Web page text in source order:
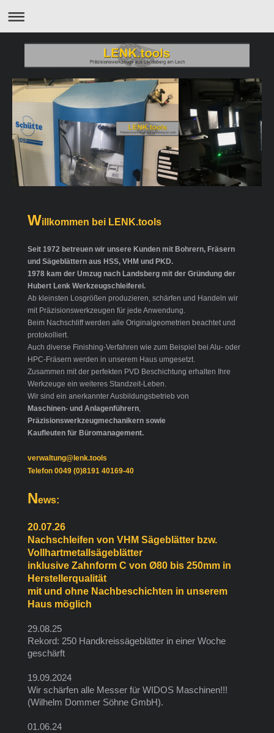
Willkommen bei LENK.tools
Seit 1972 betreuen wir unsere Kunden mit Bohrern, Fräsern
und Sägeblättern aus HSS, VHM und PKD.
1978 kam der Umzug nach Landsberg mit der Gründung der
Hubert Lenk Werkzeugschleiferei.
Ab kleinsten Losgrößen produzieren, schärfen und Handeln wir
mit Präzisionswerkzeugen für jede Anwendung.
Beim Nachschliff werden alle Originalgeometrien beachtet und
protokolliert.
Auch diverse Finishing-Verfahren wie zum Beispiel bei Alu- oder
HPC-Fräsern werden in unserem Haus umgesetzt.
Zusammen mit der perfekten PVD Beschichtung erhalten Ihre
Werkzeuge ein weiteres Standzeit-Leben.
Wir sind ein anerkannter Ausbildungsbetrieb von
Maschinen- und Anlagenführern,
Präzisionswerkzeugmechanikern sowie
Kaufleuten für Büromanagement.
verwaltung@lenk.tools
Telefon 0049 (0)8191 40169-40
News:
20.07.26
Nachschleifen von VHM Sägeblätter bzw.
Vollhartmetallsägeblätter
inklusive Zahnform C von Ø80 bis 250mm in
Herstellerqualität
mit und ohne Nachbeschichten in unserem
Haus möglich
29.08.25
Rekord: 250 Handkreissägeblätter in einer Woche
geschärft
19.09.2024
Wir schärfen alle Messer für WIDOS Maschinen!!!
(Wilhelm Dommer Söhne GmbH).
01.06.24